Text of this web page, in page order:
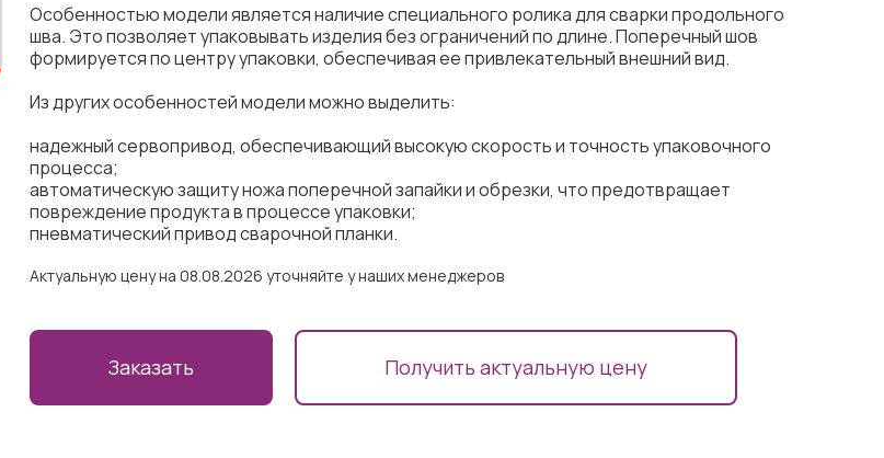
Особенностью модели является наличие специального ролика для сварки продольного
шва. Это позволяет упаковывать изделия без ограничений по длине. Поперечный шов
формируется по центру упаковки, обеспечивая ее привлекательный внешний вид.
Из других особенностей модели можно выделить:
надежный сервопривод, обеспечивающий высокую скорость и точность упаковочного
процесса;
автоматическую защиту ножа поперечной запайки и обрезки, что предотвращает
повреждение продукта в процессе упаковки;
пневматический привод сварочной планки.
Актуальную цену на 08.08.2026 уточняйте у наших менеджеров
Заказать Получить актуальную цену